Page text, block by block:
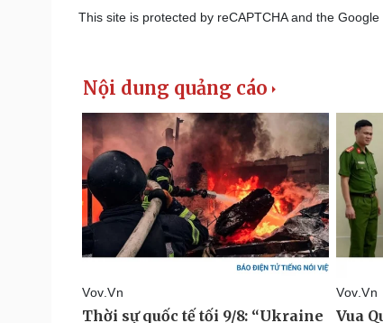
This site is protected by reCAPTCHA and the Google